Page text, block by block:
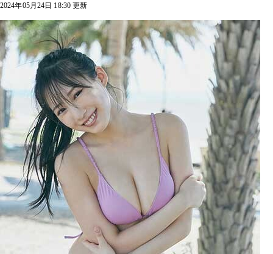
2024年05月24日 18:30 更新